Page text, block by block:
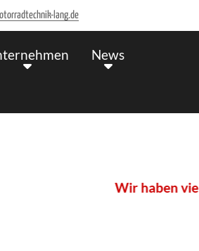
lang.de
News
Wir haben viele neue